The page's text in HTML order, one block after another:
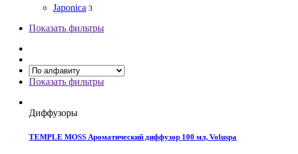
Japonica 3
Показать фильтры
Показать фильтры
Диффузоры
TEMPLE MOSS Ароматический диффузор 100 мл, Voluspa